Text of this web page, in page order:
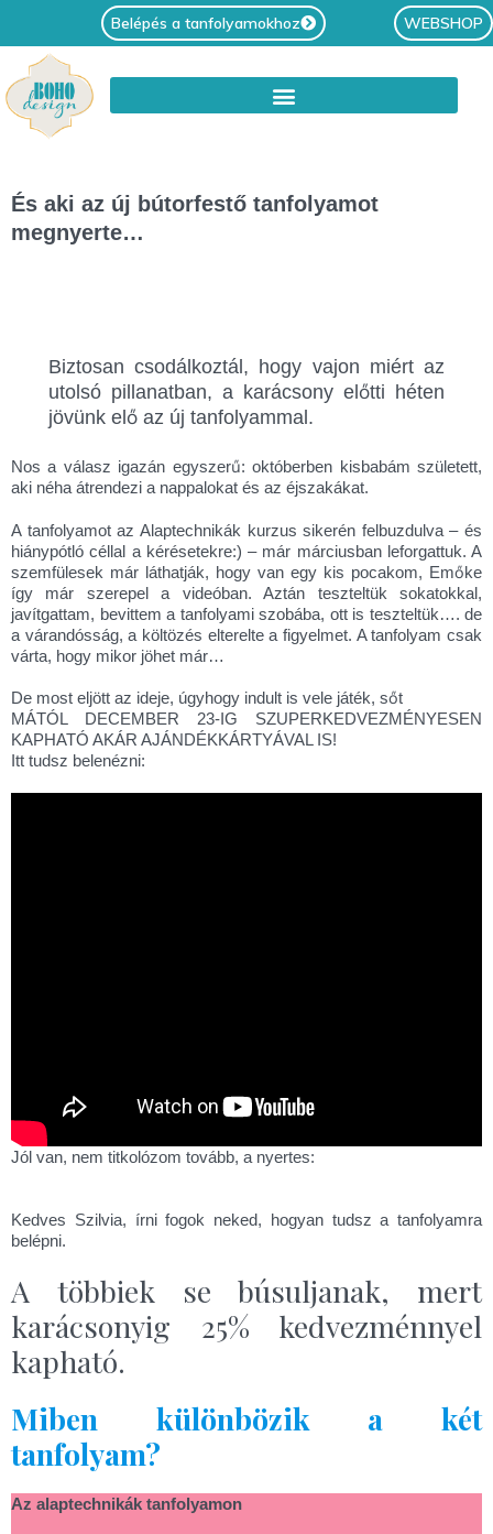
Belépés a tanfolyamokhoz WEBSHOP
És aki az új bútorfestő tanfolyamot
megnyerte…
Biztosan csodálkoztál, hogy vajon miért az
utolsó pillanatban, a karácsony előtti héten
jövünk elő az új tanfolyammal.
Nos a válasz igazán egyszerű: októberben kisbabám született,
aki néha átrendezi a nappalokat és az éjszakákat.
A tanfolyamot az Alaptechnikák kurzus sikerén felbuzdulva – és
hiánypótló céllal a kérésetekre:) – már márciusban leforgattuk. A
szemfülesek már láthatják, hogy van egy kis pocakom, Emőke
így már szerepel a videóban. Aztán teszteltük sokatokkal,
javítgattam, bevittem a tanfolyami szobába, ott is teszteltük…. de
a várandósság, a költözés elterelte a figyelmet. A tanfolyam csak
várta, hogy mikor jöhet már…
De most eljött az ideje, úgyhogy indult is vele játék, sőt
MÁTÓL DECEMBER 23-IG SZUPERKEDVEZMÉNYESEN
KAPHATÓ AKÁR AJÁNDÉKKÁRTYÁVAL IS!
Itt tudsz belenézni:
Jól van, nem titkolózom tovább, a nyertes:
Kedves Szilvia, írni fogok neked, hogyan tudsz a tanfolyamra
belépni.
A többiek se búsuljanak, mert
karácsonyig 25% kedvezménnyel
kapható.
Miben különbözik a két
tanfolyam?
Az alaptechnikák tanfolyamon